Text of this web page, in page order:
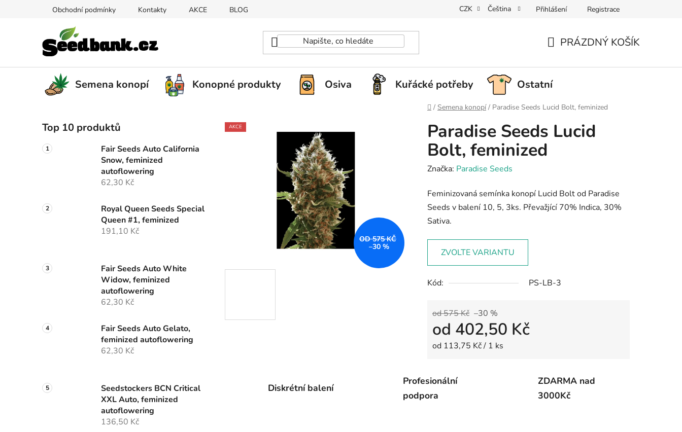
Obchodní podmínky Kontakty AKCE BLOG CZK Čeština Přihlášení Registrace
KOŠÍK
PRÁZDNÝ KOŠÍK
Semena konopí Konopné produkty Osiva Kuřácké potřeby Ostatní
Domů
/ Semena konopí / Paradise Seeds Lucid Bolt, feminized
o
s
t
n
n
e
Top 10 produktů
Fair Seeds Auto California
Snow, feminized
autoflowering
62,30 Kč
Royal Queen Seeds Special
Queen #1, feminized
191,10 Kč
Fair Seeds Auto White
Widow, feminized
autoflowering
62,30 Kč
Fair Seeds Auto Gelato,
feminized autoflowering
62,30 Kč
Seedstockers BCN Critical
XXL Auto, feminized
autoflowering
136,50 Kč
Paradise Seeds Lucid
Bolt, feminized
Značka: Paradise Seeds
Feminizovaná semínka konopí Lucid Bolt od Paradise
Seeds v balení 10, 5, 3ks. Převažjící 70% Indica, 30%
Sativa.
ZVOLTE VARIANTU
Kód: PS-LB-3
od 575 Kč –30 %
od 402,50 Kč
Měrná cena:
od 113,75 Kč / 1 ks
AKCE
OD 575 KČ
–30 %
Diskrétní balení
Profesionální
podpora
ZDARMA nad
3000Kč